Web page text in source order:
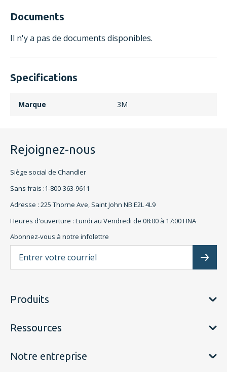
Documents
Il n'y a pas de documents disponibles.
Specifications
Marque 3M
Rejoignez-nous
Siège social de Chandler
Sans frais :1-800-363-9611
Adresse : 225 Thorne Ave, Saint John NB E2L 4L9
Heures d'ouverture : Lundi au Vendredi de 08:00 à 17:00 HNA
Abonnez-vous à notre infolettre
Produits
Ressources
Notre entreprise